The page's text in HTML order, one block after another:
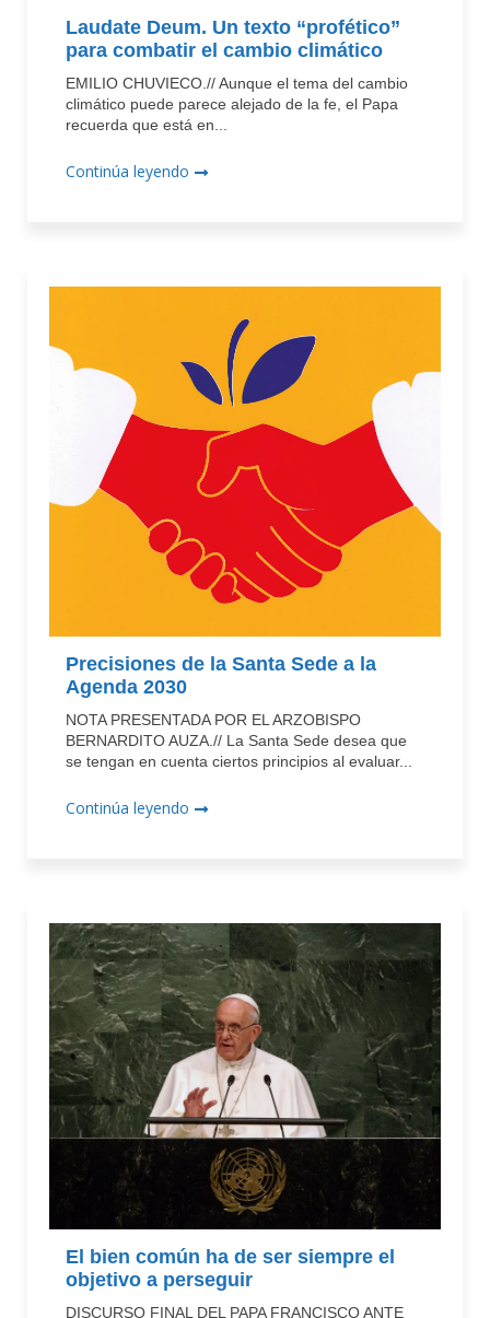
Laudate Deum. Un texto “profético”
para combatir el cambio climático
EMILIO CHUVIECO.// Aunque el tema del cambio
climático puede parece alejado de la fe, el Papa
recuerda que está en...
Continúa leyendo
Precisiones de la Santa Sede a la
Agenda 2030
NOTA PRESENTADA POR EL ARZOBISPO
BERNARDITO AUZA.// La Santa Sede desea que
se tengan en cuenta ciertos principios al evaluar...
Continúa leyendo
El bien común ha de ser siempre el
objetivo a perseguir
DISCURSO FINAL DEL PAPA FRANCISCO ANTE